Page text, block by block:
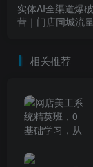
实体AI全渠道爆
营｜门店同城流
战课相关推荐